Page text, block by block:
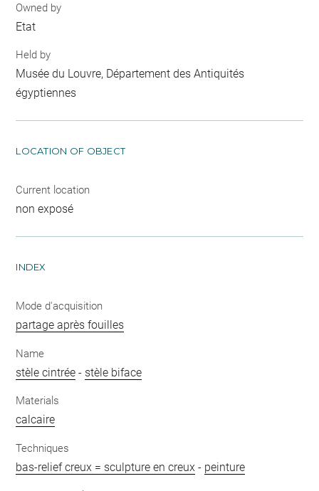
Owned by
Etat
Held by
Musée du Louvre, Département des Antiquités
égyptiennes
LOCATION OF OBJECT
Current location
non exposé
INDEX
Mode d'acquisition
partage après fouilles
Name
stèle cintrée - stèle biface
Materials
calcaire
Techniques
bas-relief creux = sculpture en creux - peinture